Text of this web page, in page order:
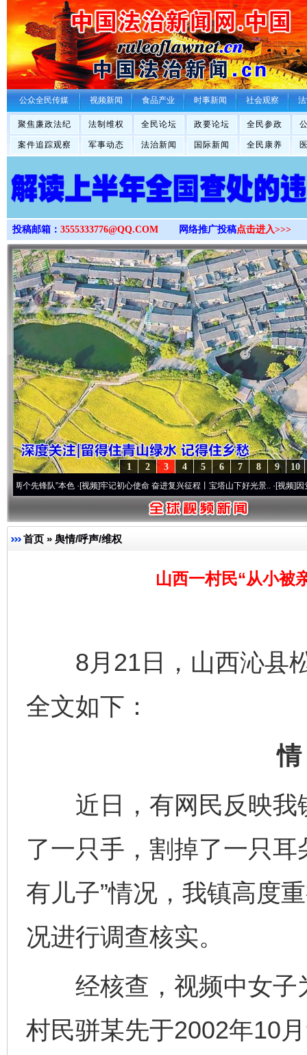
>
公众全民传媒 视频新闻 食品产业 时事新闻 社会观察
聚焦廉政法纪 法制维权 全民论坛 政要论坛 全民参政
案件追踪观察 军事动态 法治新闻 国际新闻 全民康养
投稿邮箱： 3555333776@QQ.COM 网络推广投稿点击进入>>>
10
9
8
7
6
5
4
3
2
1
队”本色·[视频]牢记初心使命 奋进复兴征程丨宝塔山下好光景..·[视频]因党而生 为
首页 » 舆情/呼声/维权
山西一村民“从小被
8月21日，山西沁县松
全文如下：
情
近日，有网民反映我
了一只手，割掉了一只
有儿子”情况，我镇高度
况进行调查核实。
经核查，视频中女子
村民骈某先于2002年10